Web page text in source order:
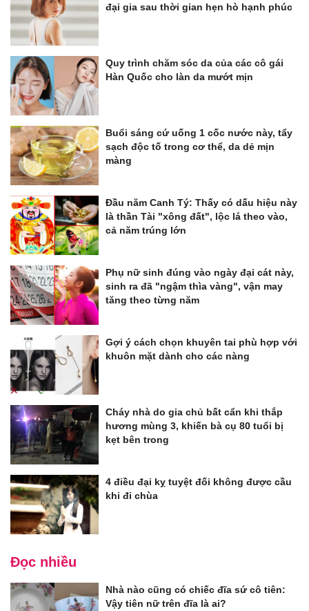
đại gia sau thời gian hẹn hò hạnh phúc
Quy trình chăm sóc da của các cô gái
Hàn Quốc cho làn da mướt mịn
Buổi sáng cứ uống 1 cốc nước này, tẩy
sạch độc tố trong cơ thể, da dẻ mịn
màng
Đầu năm Canh Tý: Thấy có dấu hiệu này
là thần Tài "xông đất", lộc lá theo vào,
cả năm trúng lớn
Phụ nữ sinh đúng vào ngày đại cát này,
sinh ra đã "ngậm thìa vàng", vận may
tăng theo từng năm
Gợi ý cách chọn khuyên tai phù hợp với
khuôn mặt dành cho các nàng
Cháy nhà do gia chủ bất cẩn khi thắp
hương mùng 3, khiến bà cụ 80 tuổi bị
kẹt bên trong
4 điều đại kỵ tuyệt đối không được cầu
khi đi chùa
Đọc nhiều
Nhà nào cũng có chiếc đĩa sứ cô tiên:
Vậy tiên nữ trên đĩa là ai?